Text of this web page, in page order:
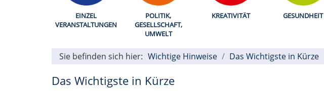
EINZEL
VERANSTALTUNGEN
POLITIK,
GESELLSCHAFT,
UMWELT
KREATIVITÄT GESUNDHEIT
Sie befinden sich hier: Wichtige Hinweise Das Wichtigste in Kürze
Das Wichtigste in Kürze